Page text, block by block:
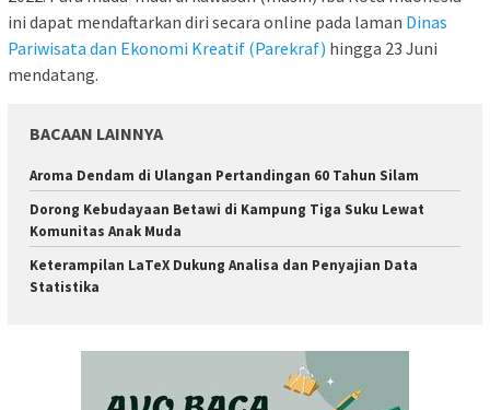
ini dapat mendaftarkan diri secara online pada laman Dinas
Pariwisata dan Ekonomi Kreatif (Parekraf) hingga 23 Juni
mendatang.
BACAAN LAINNYA
Aroma Dendam di Ulangan Pertandingan 60 Tahun Silam
Dorong Kebudayaan Betawi di Kampung Tiga Suku Lewat
Komunitas Anak Muda
Keterampilan LaTeX Dukung Analisa dan Penyajian Data
Statistika